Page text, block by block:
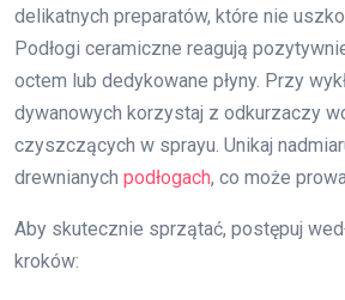
delikatnych preparatów, które nie
Podłogi ceramiczne reagują
octem lub dedykowane płyny. Przy
dywanowych korzystaj z odkurzaczy
czyszczących w sprayu. Unikaj
drewnianych podłogach, co może
Aby skutecznie sprzątać, postępuj
kroków: